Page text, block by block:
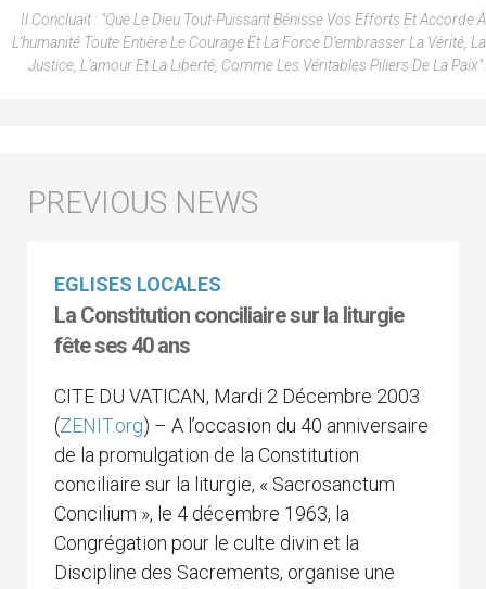
Il Concluait : "Que Le Dieu Tout-Puissant Bénisse Vos Efforts Et Accorde À
L’humanité Toute Entière Le Courage Et La Force D’embrasser La Vérité, La
Justice, L’amour Et La Liberté, Comme Les Véritables Piliers De La Paix".
EGLISES LOCALES
La Constitution conciliaire sur la liturgie
fête ses 40 ans
CITE DU VATICAN, Mardi 2 Décembre 2003
(ZENIT.org) – A l’occasion du 40 anniversaire
de la promulgation de la Constitution
conciliaire sur la liturgie, « Sacrosanctum
Concilium », le 4 décembre 1963, la
Congrégation pour le culte divin et la
Discipline des Sacrements, organise une